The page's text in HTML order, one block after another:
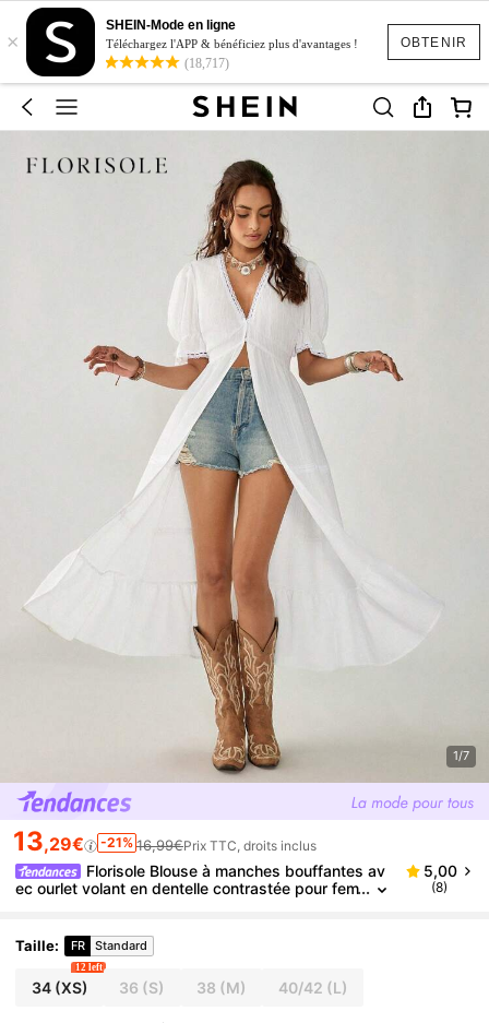
OBTENIR
×
SHEIN-Mode en ligne
Téléchargez l'APP & bénéficiez plus d'avantages !
(18,717)
1/7
13,29€ -21% 16,99€Prix TTC, droits inclus
Florisole Blouse à manches bouffantes av
ec ourlet volant en dentelle contrastée pour fem
5,00
(8)
Taille: FR Standard
34(XS)
12 left
36 (S) 38 (M) 40/42 (L)